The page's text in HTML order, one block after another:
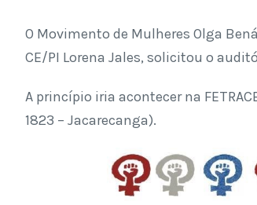
O Movimento de Mulheres Olga
CE/PI Lorena Jales, solicitou o
A princípio iria acontecer na
1823 – Jacarecanga).